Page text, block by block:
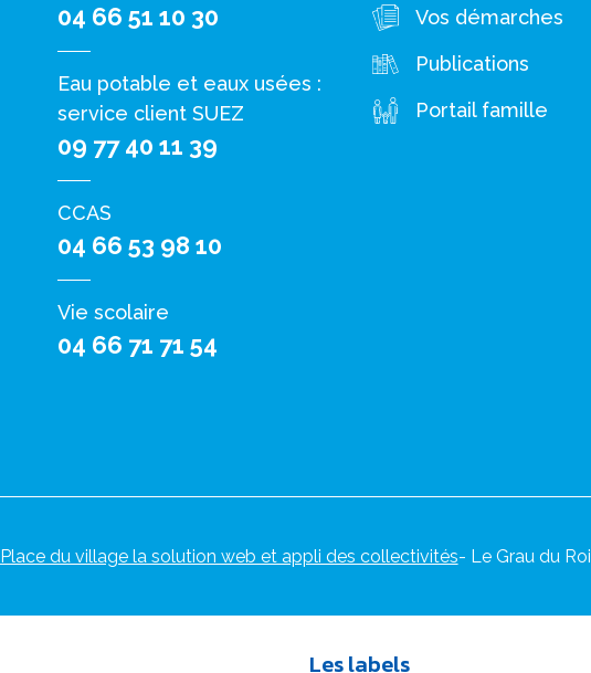
04 66 51 10 30
Eau potable et eaux usées :
service client SUEZ
09 77 40 11 39
CCAS
04 66 53 98 10
Vie scolaire
04 66 71 71 54
Vos démarches
Publications
Portail famille
Place du village la solution web et appli des collectivités- Le Grau du Roi
Les labels